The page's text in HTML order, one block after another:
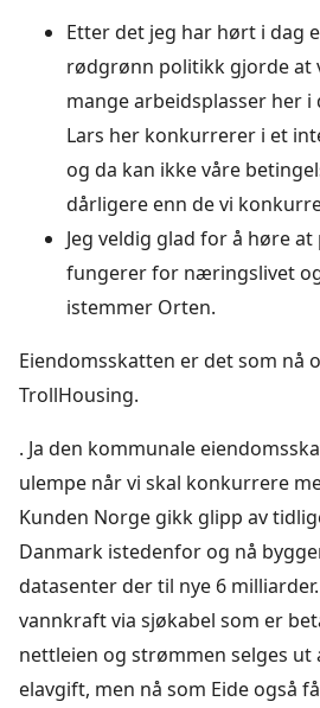
Etter det jeg har hørt i dag
rødgrønn politikk gjorde at
mange arbeidsplasser her
Lars her konkurrerer i et
og da kan ikke våre
dårligere enn de vi
Jeg veldig glad for å høre
fungerer for næringslivet
istemmer Orten.
Eiendomsskatten er det som nå
TrollHousing.
. Ja den kommunale
ulempe når vi skal konkurrere
Kunden Norge gikk glipp av
Danmark istedenfor og nå
datasenter der til nye 6
vannkraft via sjøkabel som er
nettleien og strømmen selges ut
elavgift, men nå som Eide også